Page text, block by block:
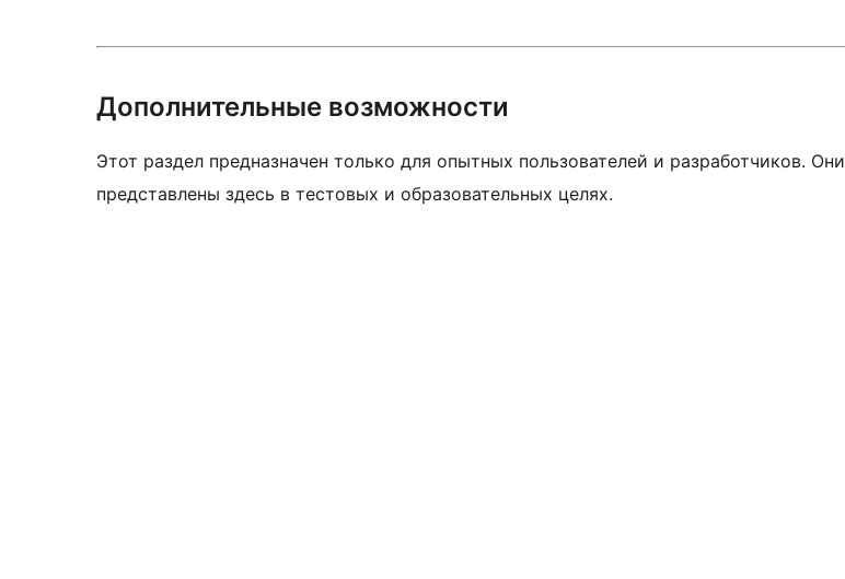
Дополнительные возможности
Этот раздел предназначен только для опытных пользователей и разработчиков. Они
представлены здесь в тестовых и образовательных целях.